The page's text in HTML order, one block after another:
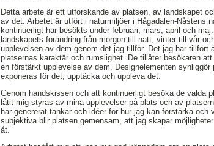
Detta arbete är ett utforskande av platsen, av landskapet
av det. Arbetet är utfört i naturmiljöer i Hågadalen-Nåstens
kontinuerligt har besökts under februari, mars, april och
landskapets förändring från morgon till natt, vinter till vår
upplevelsen av dem genom det jag tillför. Det jag har
platsernas karaktär och rumslighet. De tillåter besökaren
en förstärkt upplevelse av dem. Designelementen
exponeras för det, upptäcka och uppleva det.
Genom handskissen och att kontinuerligt besöka de valda
låtit mig styras av mina upplevelser på plats och av
har genererat tankar och idéer för hur jag kan förstärka
subjektiva blir platsen gemensam, att jag skapar
åt.